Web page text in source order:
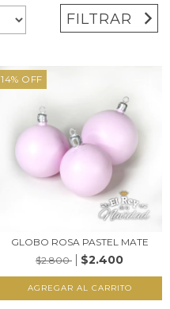
FILTRAR
14% OFF
GLOBO ROSA PASTEL MATE
$2.800
$2.400
AGREGAR AL CARRITO